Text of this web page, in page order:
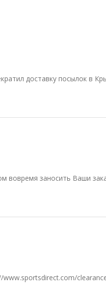
доставку посылок в
вовремя заносить Ваши